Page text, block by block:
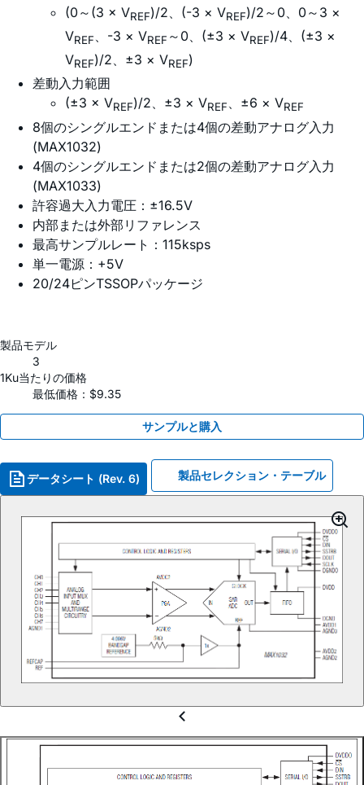
(0～(3 × VREF)/2、(-3 × VREF)/2～0、0～3 ×
VREF 、-3 × VREF ～0、(±3 × VREF)/4、(±3 ×
VREF)/2、±3 × VREF)
差動入力範囲
(±3 × VREF)/2、±3 × VREF、±6 × VREF
8個のシングルエンドまたは4個の差動アナログ入力
(MAX1032)
4個のシングルエンドまたは2個の差動アナログ入力
(MAX1033)
許容過大入力電圧：±16.5V
内部または外部リファレンス
最高サンプルレート：115ksps
単一電源：+5V
20/24ピンTSSOPパッケージ
製品モデル
3
1Ku当たりの価格
最低価格：$9.35
サンプルと購入
データシート (Rev. 6) 製品セレクション・テーブル